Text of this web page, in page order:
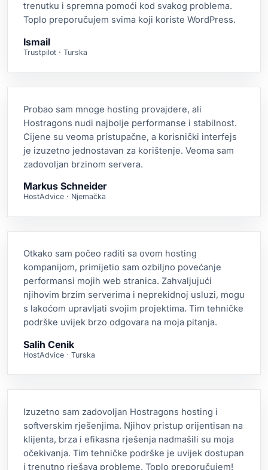
trenutku i spremna pomoći kod svakog problema.
Toplo preporučujem svima koji koriste WordPress.
Ismail
Trustpilot · Turska
Probao sam mnoge hosting provajdere, ali
Hostragons nudi najbolje performanse i stabilnost.
Cijene su veoma pristupačne, a korisnički interfejs
je izuzetno jednostavan za korištenje. Veoma sam
zadovoljan brzinom servera.
Markus Schneider
HostAdvice · Njemačka
Otkako sam počeo raditi sa ovom hosting
kompanijom, primijetio sam ozbiljno povećanje
performansi mojih web stranica. Zahvaljujući
njihovim brzim serverima i neprekidnoj usluzi, mogu
s lakoćom upravljati svojim projektima. Tim tehničke
podrške uvijek brzo odgovara na moja pitanja.
Salih Cenik
HostAdvice · Turska
Izuzetno sam zadovoljan Hostragons hosting i
softverskim rješenjima. Njihov pristup orijentisan na
klijenta, brza i efikasna rješenja nadmašili su moja
očekivanja. Tim tehničke podrške je uvijek dostupan
i trenutno rješava probleme. Toplo preporučujem!